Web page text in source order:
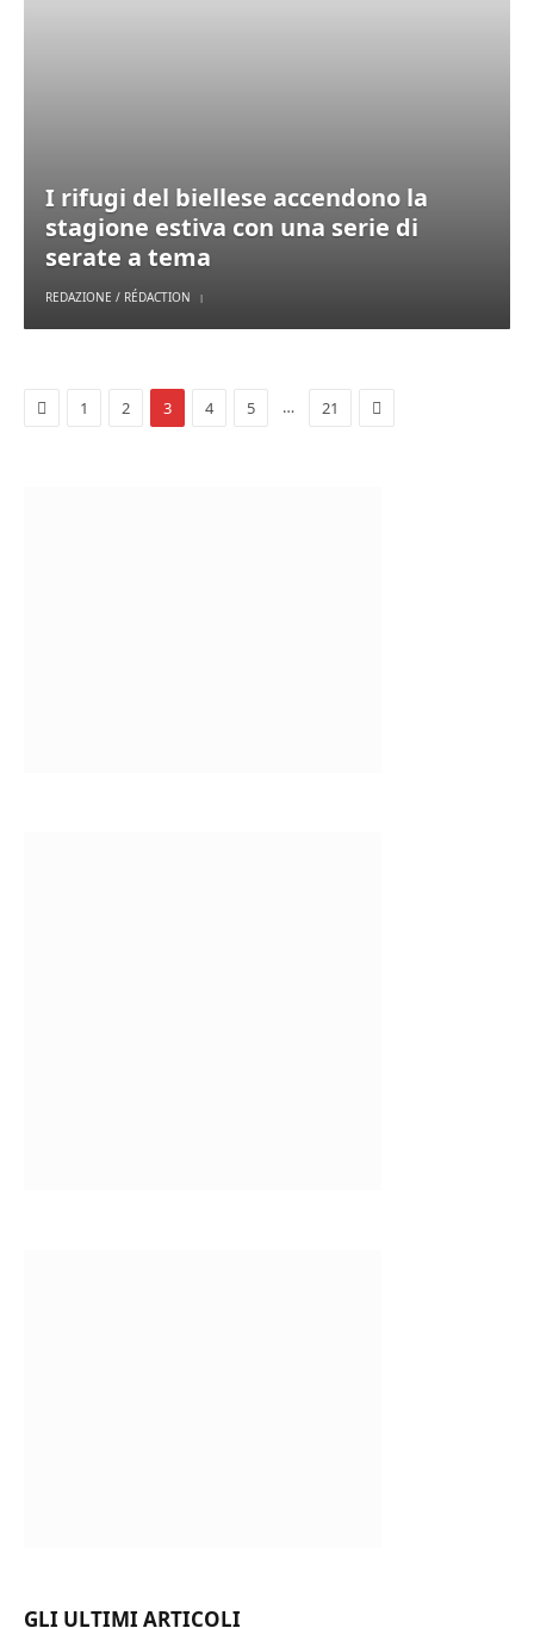
I rifugi del biellese accendono la
stagione estiva con una serie di
serate a tema
REDAZIONE / RÉDACTION
Previous
1 2 3 4 5 … 21 Next
GLI ULTIMI ARTICOLI